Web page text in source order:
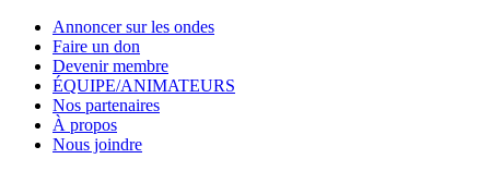
Annoncer sur les ondes
Faire un don
Devenir membre
ÉQUIPE/ANIMATEURS
Nos partenaires
À propos
Nous joindre